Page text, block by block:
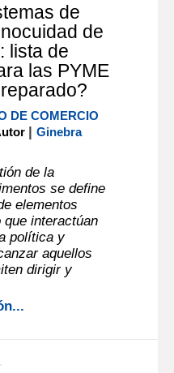
de
de
de
las PYME
DE COMERCIO
|Ginebra
de la
se define
elementos
política y
aquellos